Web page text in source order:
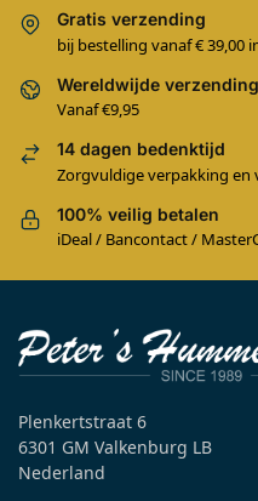
Gratis verzending
bij bestelling vanaf € 39,00
Wereldwijde verzending
Vanaf €9,95
14 dagen bedenktijd
Zorgvuldige verpakking en
100% veilig betalen
iDeal / Bancontact /
Plenkertstraat 6
6301 GM Valkenburg LB
Nederland